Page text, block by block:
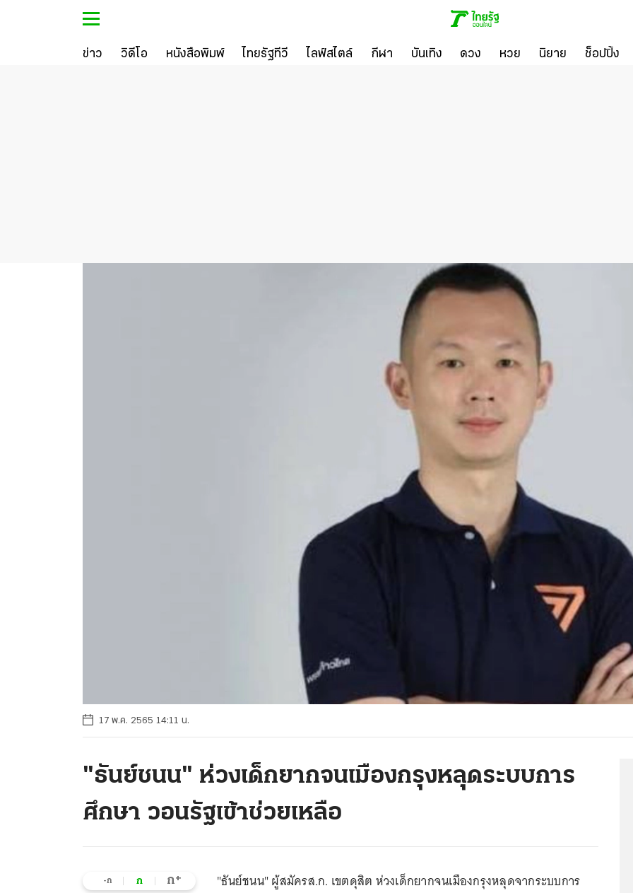
ข่าว วิดีโอ หนังสือพิมพ์ ไทยรัฐทีวี ไลฟ์สไตล์ กีฬา บันเทิง ดวง หวย นิยาย ช็อปปิ้ง
17 พ.ค. 2565 14:11 น.
"ธันย์ชนน" ห่วงเด็กยากจนเมืองกรุงหลุดระบบการ
ศึกษา วอนรัฐเข้าช่วยเหลือ
-ก ก ก+
"ธันย์ชนน" ผู้สมัครส.ก. เขตดุสิต ห่วงเด็กยากจนเมืองกรุงหลุดจากระบบการ